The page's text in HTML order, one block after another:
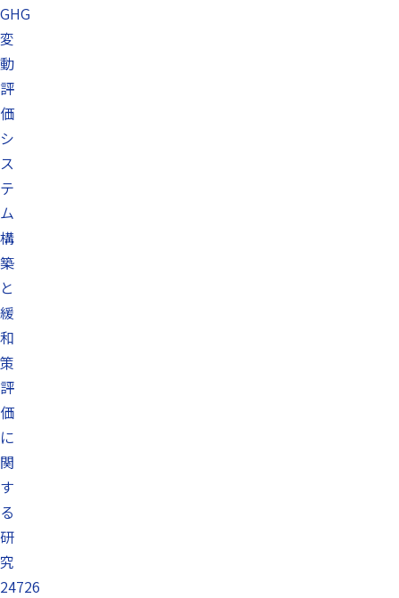
GHG
変
動
評
価
シ
ス
テ
ム
構
築
と
緩
和
策
評
価
に
関
す
る
研
究
24726